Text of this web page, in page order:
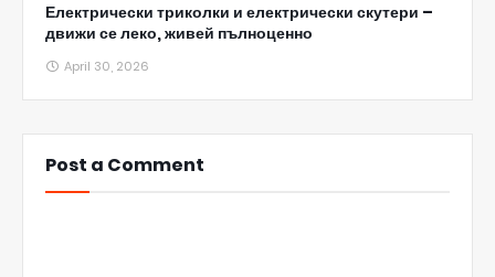
Електрически триколки и електрически скутери –
движи се леко, живей пълноценно
April 30, 2026
Post a Comment